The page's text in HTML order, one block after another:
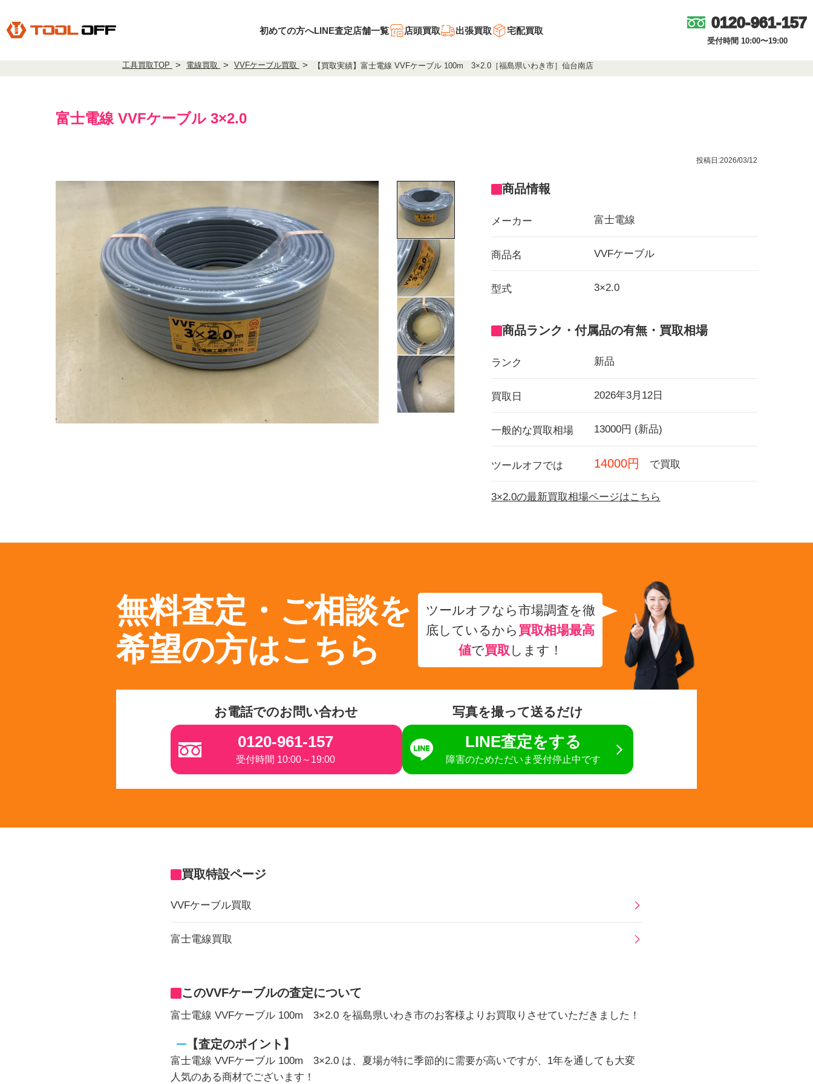
初めての方へLINE査定店舗一覧 店頭買取 出張買取 宅配買取 0120-961-157
受付時間 10:00〜19:00
工具買取TOP 電線買取 VVFケーブル買取 【買取実績】富士電線 VVFケーブル 100m 3×2.0［福島県いわき市］仙台南店
富士電線 VVFケーブル 3×2.0
投稿日:2026/03/12
商品情報
メーカー 富士電線
商品名 VVFケーブル
型式 3×2.0
商品ランク・付属品の有無・買取相場
ランク 新品
買取日 2026年3月12日
一般的な買取相場 13000円 (新品)
ツールオフでは 14000円 で買取
3×2.0の最新買取相場ページはこちら
無料査定・ご相談を
希望の方はこちら
ツールオフなら市場調査を徹
底しているから 買取相場最高
値で買取 します！
お電話でのお問い合わせ
0120-961-157
受付時間 10:00～19:00
写真を撮って送るだけ
LINE査定をする
障害のためただいま受付停止中です
買取特設ページ
VVFケーブル買取
富士電線買取
このVVFケーブルの査定について
富士電線 VVFケーブル 100m 3×2.0 を福島県いわき市のお客様よりお買取りさせていただきました！
【査定のポイント】
富士電線 VVFケーブル 100m 3×2.0 は、夏場が特に季節的に需要が高いですが、1年を通しても大変
人気のある商材でございます！